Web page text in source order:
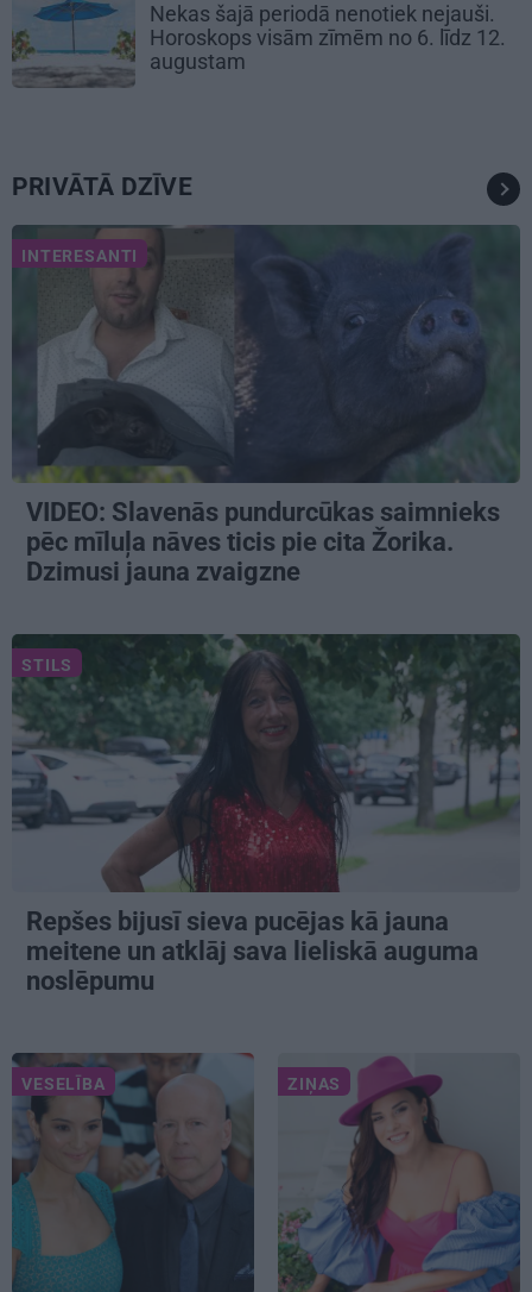
Nekas šajā periodā nenotiek nejauši.
Horoskops visām zīmēm no 6. līdz 12.
augustam
PRIVĀTĀ DZĪVE
INTERESANTI
VIDEO: Slavenās pundurcūkas saimnieks
pēc mīluļa nāves ticis pie cita Žorika.
Dzimusi jauna zvaigzne
STILS
Repšes bijusī sieva pucējas kā jauna
meitene un atklāj sava lieliskā auguma
noslēpumu
VESELĪBA ZIŅAS